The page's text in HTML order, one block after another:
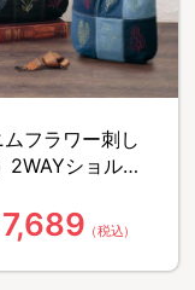
ムフラワー刺し
2WAYショルダ
7,689 （税込）